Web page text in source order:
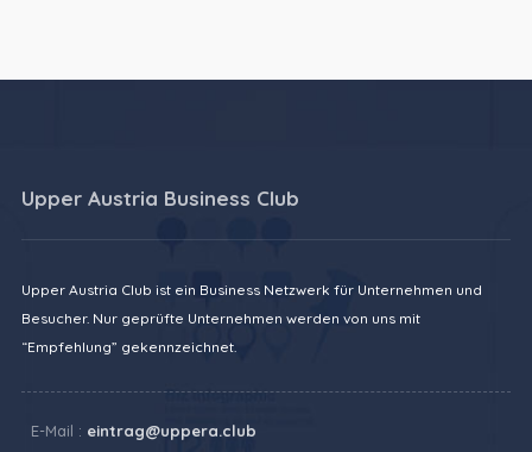
Upper Austria Business Club
Upper Austria Club ist ein Business Netzwerk für Unternehmen und
Besucher. Nur geprüfte Unternehmen werden von uns mit
“Empfehlung” gekennzeichnet.
E-Mail : eintrag@uppera.club